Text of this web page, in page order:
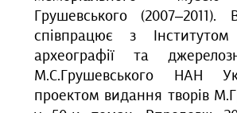
Грушевського
співпрацює з Інститутом
археографії та
М.С.Грушевського НАН
проектом видання творів